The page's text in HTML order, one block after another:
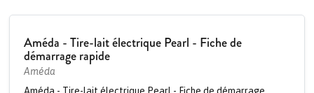
Améda - Tire-lait électrique Pearl - Fiche de
démarrage rapide
Améda